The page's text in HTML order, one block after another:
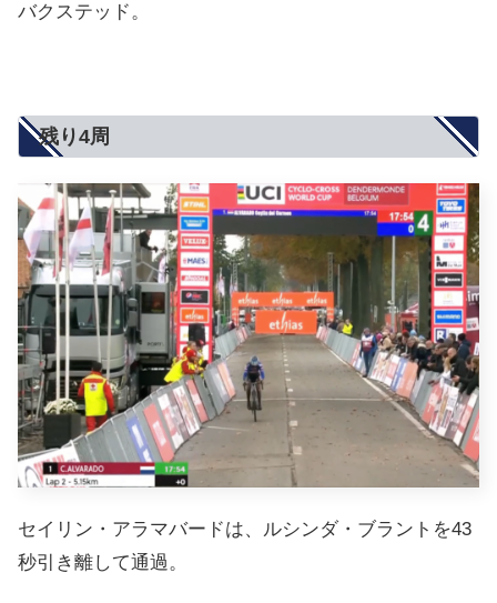
バクステッド。
残り4周
セイリン・アラマバードは、ルシンダ・ブラントを43
秒引き離して通過。